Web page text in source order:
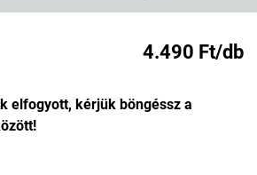
4.490 Ft/db
elfogyott, kérjük böngéssz a